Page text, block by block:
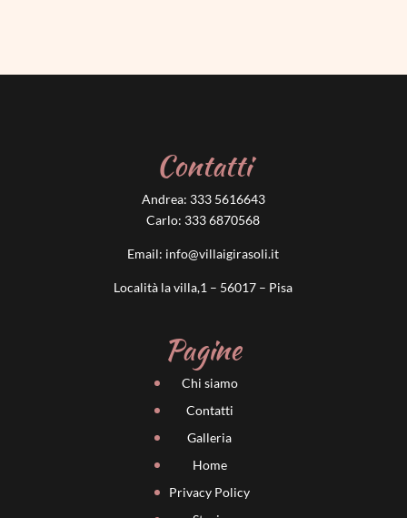
Contatti
Andrea: 333 5616643
Carlo: 333 6870568
Email: info@villaigirasoli.it
Località la villa,1 – 56017 – Pisa
Pagine
Chi siamo
Contatti
Galleria
Home
Privacy Policy